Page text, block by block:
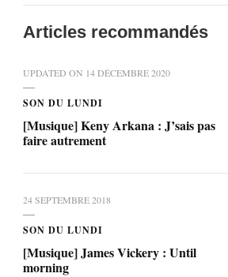
Articles recommandés
UPDATED ON 14 DÉCEMBRE 2020
SON DU LUNDI
[Musique] Keny Arkana : J’sais pas
faire autrement
24 SEPTEMBRE 2018
SON DU LUNDI
[Musique] James Vickery : Until
morning